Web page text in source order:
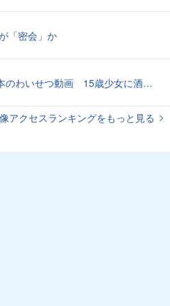
「密会」か
押収スマホから770本のわいせつ動画 15歳少女に酒と薬飲ませ性的暴行か 54歳男を再逮捕 「薬もありますよ」とSNSで誘い出し
アクセスランキングをもっと見る